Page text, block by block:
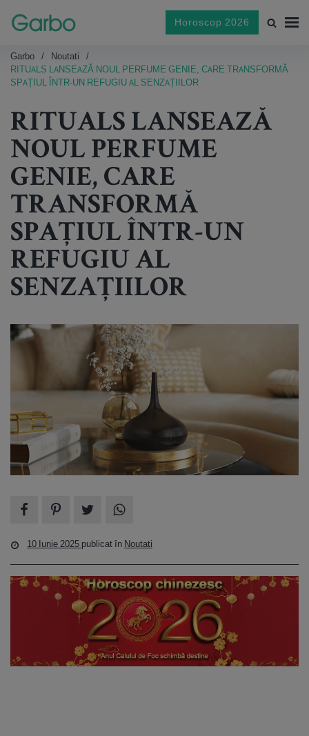
Horoscop 2026
Garbo
Noutati
RITUALS LANSEAZĂ NOUL PERFUME GENIE, CARE TRANSFORMĂ
SPAȚIUL ÎNTR-UN REFUGIU AL SENZAȚIILOR
RITUALS LANSEAZĂ
NOUL PERFUME
GENIE, CARE
TRANSFORMĂ
SPAȚIUL ÎNTR-UN
REFUGIU AL
SENZAȚIILOR
10 Iunie 2025 publicat în Noutati